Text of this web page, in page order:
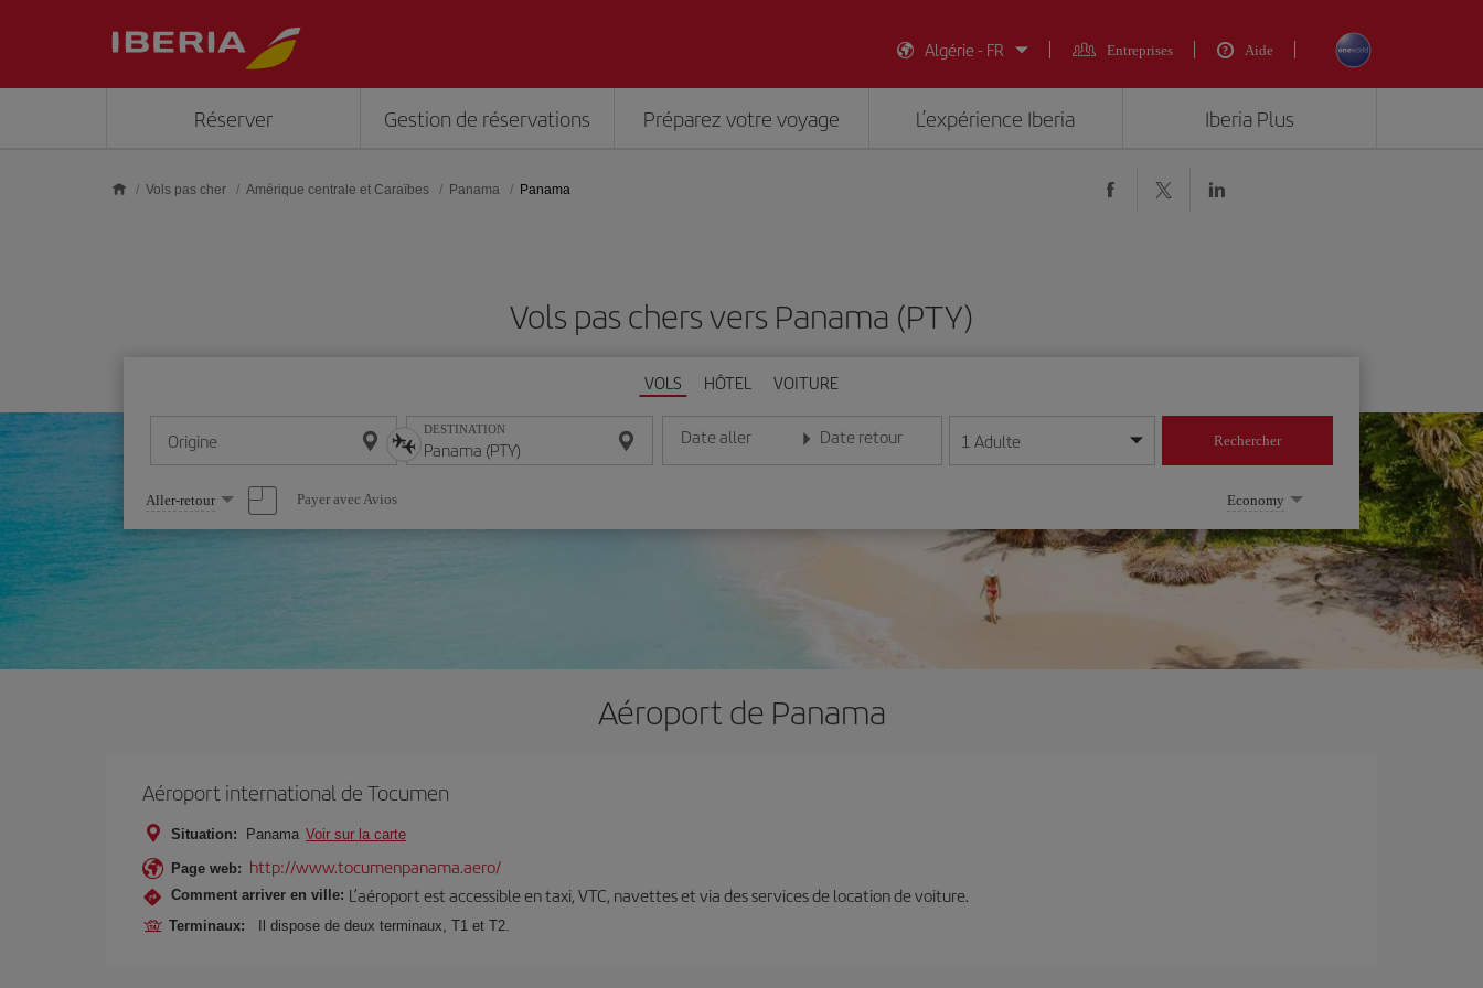
Algérie - FR
Entreprises Aide
Réserver Gestion de réservations Préparez votre voyage L’expérience Iberia Iberia Plus
Vols pas cher Amérique centrale et Caraïbes Panama Panama
Vols pas chers vers Panama (PTY)
VOLS HÔTEL VOITURE
Origine DESTINATION Date aller
Entrez la date au format jour/mois/année
Date retour
Entrez la date au format jour/mois/année
1 Adulte Rechercher
Sélectionnez
une
option
Aller-retour Payer avec Avios Economy
Aéroport de Panama
Aéroport international de Tocumen
Situation: Panama Voir sur la carte
Page web: http://www.tocumenpanama.aero/
Comment arriver en ville: L’aéroport est accessible en taxi, VTC, navettes et via des services de location de voiture.
Terminaux: Il dispose de deux terminaux, T1 et T2.